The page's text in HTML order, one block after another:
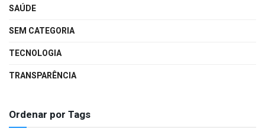
SAÚDE
SEM CATEGORIA
TECNOLOGIA
TRANSPARÊNCIA
Ordenar por Tags